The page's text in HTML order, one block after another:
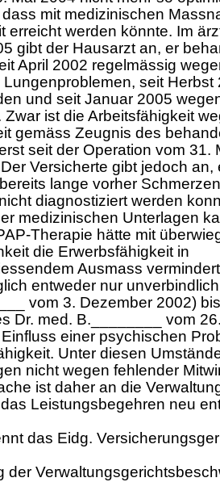
dass mit medizinischen
erreicht werden könnte. Im
gibt der Hausarzt an, er
April 2002 regelmässig
seit Herbst
und seit Januar 2005
Zwar ist die Arbeitsfähigkeit
gemäss Zeugnis des
seit der Operation vom 31.
Versicherte gibt jedoch an,
lange vorher
diagnostiziert werden
medizinischen Unterlagen
Therapie hätte mit
die Erwerbsfähigkeit in
Ausmass
entweder nur
vom 3. Dezember 2002)
Dr. med. B.________ vom
einer psychischen
Unter diesen
nicht wegen fehlender
ist daher an die
Leistungsbegehren neu
das Eidg.
der